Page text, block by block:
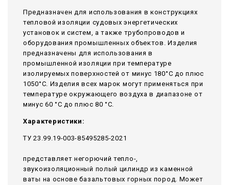
Предназначен для использования в конструкциях
тепловой изоляции судовых энергетических
установок и систем, а также трубопроводов и
оборудования промышленных объектов. Изделия
предназначены для использования в
промышленной изоляции при температуре
изолируемых поверхностей от минус 180°С до плюс
1050°С. Изделия всех марок могут применяться при
температуре окружающего воздуха в диапазоне от
минус 60 °С до плюс 80 °С.
Характеристики:
ТУ 23.99.19-003-85495285-2021
представляет негорючий тепло-,
звукоизоляционный полый цилиндр из каменной
ваты на основе базальтовых горных пород. Может